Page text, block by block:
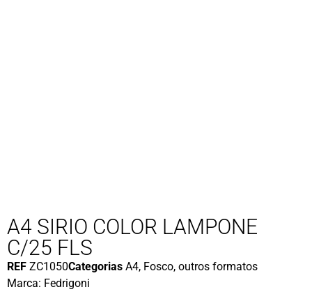
A4 SIRIO COLOR LAMPONE
C/25 FLS
REF ZC1050Categorias A4, Fosco, outros formatos
Marca: Fedrigoni